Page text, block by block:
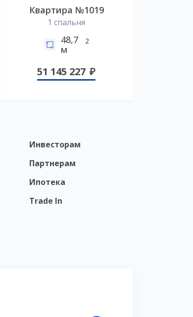
Квартира №1019
1 спальня
48,7
м
2
51 145 227
Инвесторам
Партнерам
Ипотека
Trade In